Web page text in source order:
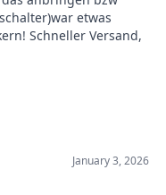
etwas
Schneller Versand,
January 3, 2026